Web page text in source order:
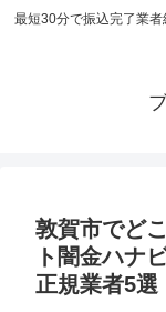
最短30分で振込完了業
敦賀市でど
ト闇金ハナ
正規業者5選